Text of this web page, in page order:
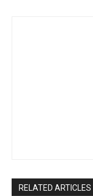
RELATED ARTICLES